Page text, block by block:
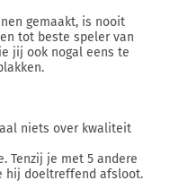
gemaakt, is nooit
tot beste speler van
jij ook nogal eens te
niets over kwaliteit
Tenzij je met 5 andere
hij doeltreffend afsloot.